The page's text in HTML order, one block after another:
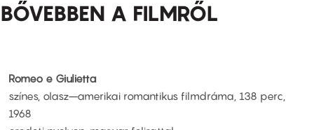
BŐVEBBEN A FILMRŐL
Romeo e Giulietta
színes, olasz–amerikai romantikus filmdráma, 138 perc,
1968